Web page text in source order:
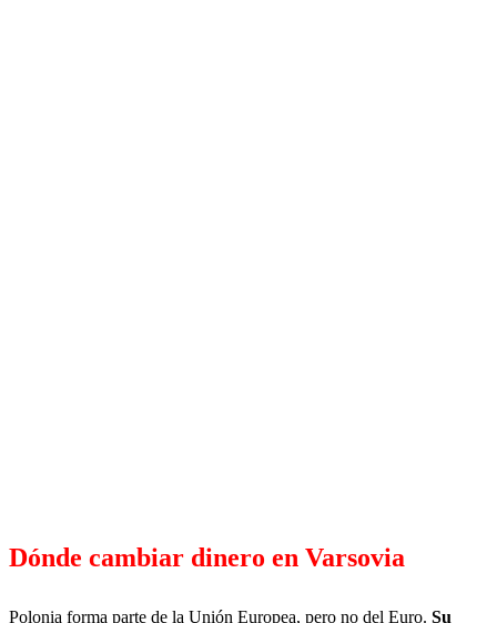
Dónde cambiar dinero en Varsovia
Polonia forma parte de la Unión Europea, pero no del Euro. Su